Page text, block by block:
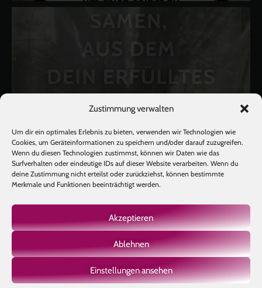
Zustimmung verwalten
Um dir ein optimales Erlebnis zu bieten, verwenden wir Technologien wie
Cookies, um Geräteinformationen zu speichern und/oder darauf zuzugreifen.
Wenn du diesen Technologien zustimmst, können wir Daten wie das
Surfverhalten oder eindeutige IDs auf dieser Website verarbeiten. Wenn du
deine Zustimmung nicht erteilst oder zurückziehst, können bestimmte
Merkmale und Funktionen beeinträchtigt werden.
Akzeptieren
Ablehnen
Einstellungen ansehen
Auf Instagram folgen